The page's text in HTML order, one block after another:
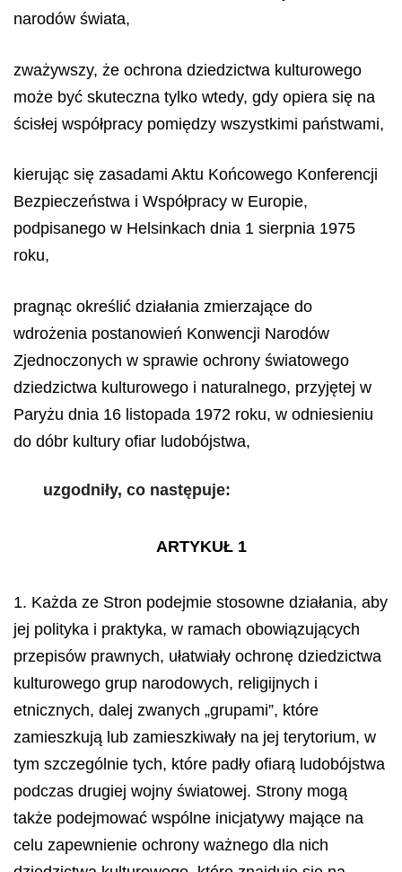
narodów świata,
zważywszy, że ochrona dziedzictwa kulturowego
może być skuteczna tylko wtedy, gdy opiera się na
ścisłej współpracy pomiędzy wszystkimi państwami,
kierując się zasadami Aktu Końcowego Konferencji
Bezpieczeństwa i Współpracy w Europie,
podpisanego w Helsinkach dnia 1 sierpnia 1975
roku,
pragnąc określić działania zmierzające do
wdrożenia postanowień Konwencji Narodów
Zjednoczonych w sprawie ochrony światowego
dziedzictwa kulturowego i naturalnego, przyjętej w
Paryżu dnia 16 listopada 1972 roku, w odniesieniu
do dóbr kultury ofiar ludobójstwa,
uzgodniły, co następuje:
ARTYKUŁ 1
1. Każda ze Stron podejmie stosowne działania, aby
jej polityka i praktyka, w ramach obowiązujących
przepisów prawnych, ułatwiały ochronę dziedzictwa
kulturowego grup narodowych, religijnych i
etnicznych, dalej zwanych „grupami”, które
zamieszkują lub zamieszkiwały na jej terytorium, w
tym szczególnie tych, które padły ofiarą ludobójstwa
podczas drugiej wojny światowej. Strony mogą
także podejmować wspólne inicjatywy mające na
celu zapewnienie ochrony ważnego dla nich